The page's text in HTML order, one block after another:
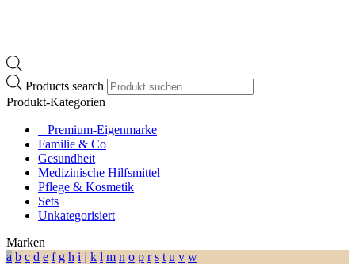
Products search
Produkt-Kategorien
⠀​Premium-Eigenmarke
Familie & Co
Gesundheit
Medizinische Hilfsmittel
Pflege & Kosmetik
Sets
Unkategorisiert
Marken
a b c d e f g h i j k l m n o p r s t u v w